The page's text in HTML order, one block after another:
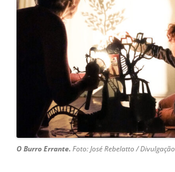
O Burro Errante. Foto: José Rebelatto / Divulgação